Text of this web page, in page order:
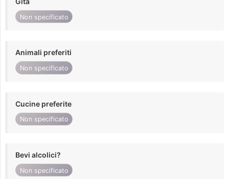
Non specificato
Animali preferiti
Non specificato
Cucine preferite
Non specificato
Bevi alcolici?
Non specificato